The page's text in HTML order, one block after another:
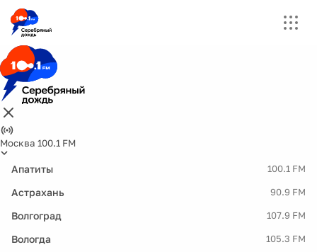
Москва 100.1 FM
Апатиты 100.1 FM
Астрахань 90.9 FM
Волгоград 107.9 FM
Вологда 105.3 FM